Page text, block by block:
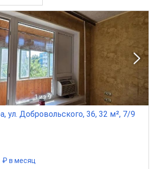
1 из 9
ул. Добровольского, 36, 32 м², 7/9
₽ в месяц